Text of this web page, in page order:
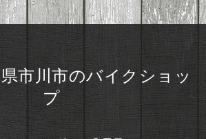
市川市のバイクショッ
プ